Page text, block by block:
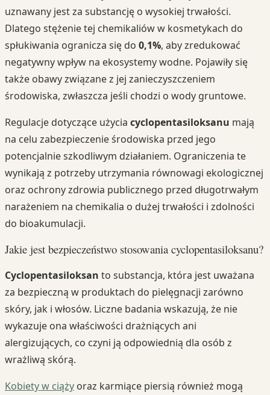
uznawany jest za substancję o wysokiej trwałości.
Dlatego stężenie tej chemikaliów w kosmetykach do
spłukiwania ogranicza się do 0,1%, aby zredukować
negatywny wpływ na ekosystemy wodne. Pojawiły się
także obawy związane z jej zanieczyszczeniem
środowiska, zwłaszcza jeśli chodzi o wody gruntowe.
Regulacje dotyczące użycia cyclopentasiloksanu mają
na celu zabezpieczenie środowiska przed jego
potencjalnie szkodliwym działaniem. Ograniczenia te
wynikają z potrzeby utrzymania równowagi ekologicznej
oraz ochrony zdrowia publicznego przed długotrwałym
narażeniem na chemikalia o dużej trwałości i zdolności
do bioakumulacji.
Jakie jest bezpieczeństwo stosowania cyclopentasiloksanu?
Cyclopentasiloksan to substancja, która jest uważana
za bezpieczną w produktach do pielęgnacji zarówno
skóry, jak i włosów. Liczne badania wskazują, że nie
wykazuje ona właściwości drażniących ani
alergizujących, co czyni ją odpowiednią dla osób z
wrażliwą skórą.
Kobiety w ciąży oraz karmiące piersią również mogą